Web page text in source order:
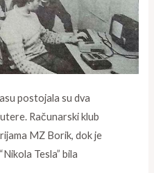
postojala su dva
Računarski klub
MZ Borik, dok je
Tesla” bila